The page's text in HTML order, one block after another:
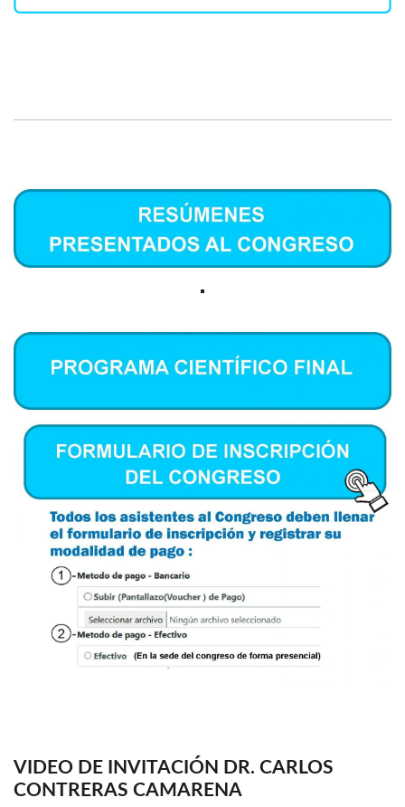
VIDEO DE INVITACIÓN DR. CARLOS
CONTRERAS CAMARENA